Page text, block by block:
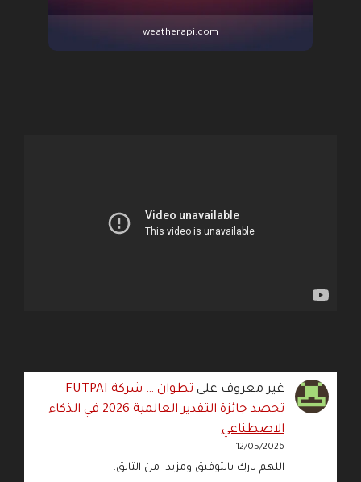
weatherapi.com
غير معروف على
تطوان … شركة FUTPAI
تحصد جائزة التقدير العالمية 2026 في الذكاء
الاصطناعي
12/05/2026
اللهم بارك بالتوفيق ومزيدا من التالق.